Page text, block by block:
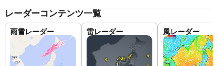
レーダーコンテンツ一覧
雨雪レーダー 雷レーダー 風レーダー